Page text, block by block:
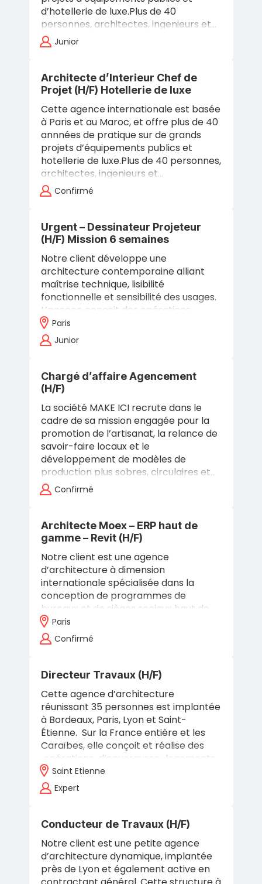
d’hotellerie de luxe.Plus de 40
personnes, architectes, ingenieurs et…
Junior
Architecte d’Interieur Chef de
Projet (H/F) Hotellerie de luxe
Cette agence internationale est basée
à Paris et au Maroc, et offre plus de 40
annnées de pratique sur de grands
projets d’équipements publics et
hotellerie de luxe.Plus de 40 personnes,
architectes, ingenieurs et…
Confirmé
Urgent – Dessinateur Projeteur
(H/F) Mission 6 semaines
Notre client développe une
architecture contemporaine alliant
maîtrise technique, lisibilité
fonctionnelle et sensibilité des usages.
L’agence conçoit des opérations
publiques et privées complexes,
notamment des…
Paris
Junior
Chargé d’affaire Agencement
(H/F)
La société MAKE ICI recrute dans le
cadre de sa mission engagée pour la
promotion de l’artisanat, la relance de
savoir-faire locaux et le
développement de modèles de
production plus sobres, circulaires et…
Confirmé
Architecte Moex – ERP haut de
gamme – Revit (H/F)
Notre client est une agence
d’architecture à dimension
internationale spécialisée dans la
conception de programmes de
bureaux et de sièges sociaux haut de
gamme neufs ou en réhabilitation
lourde. L’agence développe…
Paris
Confirmé
Directeur Travaux (H/F)
Cette agence d’architecture
réunissant 35 personnes est implantée
à Bordeaux, Paris, Lyon et Saint-
Étienne. Sur la France entière et les
Caraïbes, elle conçoit et réalise des
opérations d’envergures : logements…
Saint Etienne
Expert
Conducteur de Travaux (H/F)
Notre client est une petite agence
d’architecture dynamique, implantée
près de Lyon et également active en